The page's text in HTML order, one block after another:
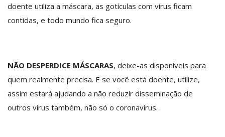
doente utiliza a máscara, as gotículas com vírus ficam
contidas, e todo mundo fica seguro.
NÃO DESPERDICE MÁSCARAS, deixe-as disponíveis para
quem realmente precisa. E se você está doente, utilize,
assim estará ajudando a não reduzir disseminação de
outros vírus também, não só o coronavírus.